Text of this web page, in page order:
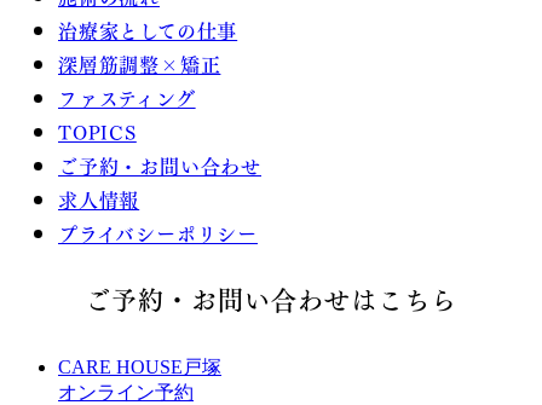
治療家としての仕事
深層筋調整×矯正
ファスティング
TOPICS
ご予約・お問い合わせ
求人情報
プライバシーポリシー
ご予約・お問い合わせはこちら
CARE HOUSE戸塚
オンライン予約